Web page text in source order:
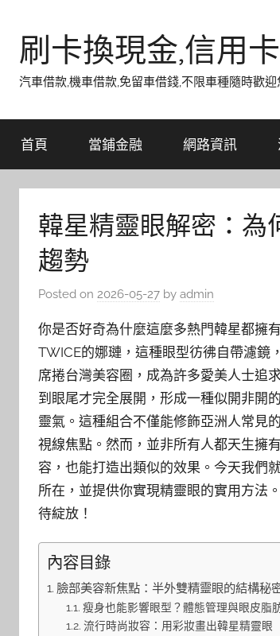
content刷卡換現金,信用
汽車借款,機車借款,免留車借錢,不限車種隨時歡迎
首頁 當鋪金融 網路資訊
韓星精靈眼解密：為
趨勢
Posted on 2026-05-27 by admin
你是否好奇為什麼這麼多熱門韓星都擁
TWICE的娜璉，這種眼型彷彿自帶濾鏡
席捲台灣美容圈，成為許多愛美人士追
到眼尾才完全展開，形成一種似開非開
靈氣。這種組合不僅能修飾亞洲人常見
視線焦點。然而，並非所有人都天生擁
容，也能打造出類似的效果。今天我們
所在，並提供你實現精靈眼的實用方法
待綻放！
內容目錄
臉部美容新焦點：半外雙精靈眼的結構秘
瘦身也能影響眼型？體態管理與眼皮脂
流行時尚妝容：用彩妝畫出韓星精靈眼